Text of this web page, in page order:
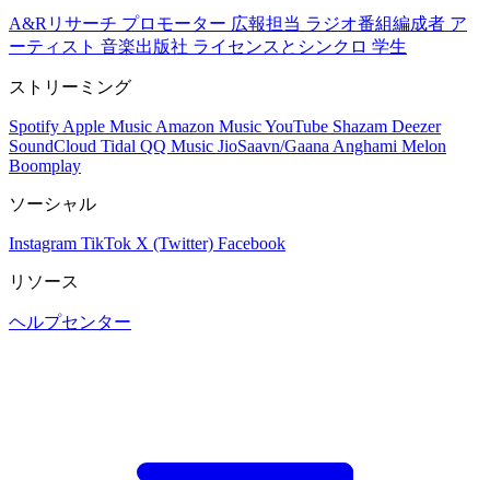
A&Rリサーチ プロモーター 広報担当 ラジオ番組編成者 ア
ーティスト 音楽出版社 ライセンスとシンクロ 学生
ストリーミング
Spotify Apple Music Amazon MusicYouTube Shazam Deezer
SoundCloud Tidal QQ Music JioSaavn/Gaana Anghami Melon
Boomplay
ソーシャル
Instagram TikTok X (Twitter) Facebook
リソース
ヘルプセンター